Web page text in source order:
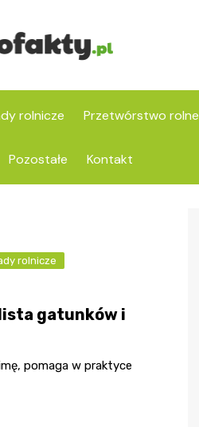
rolnicze Przetwórstwo rolne
Pozostałe Kontakt
rolnicze
gatunków i
pomaga w praktyce